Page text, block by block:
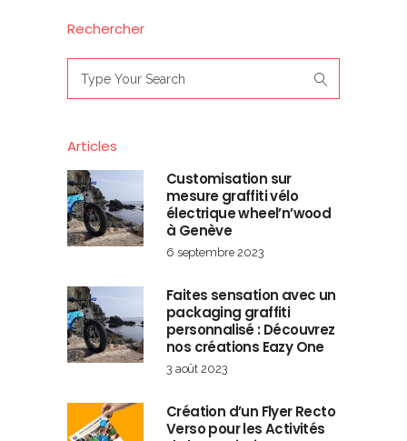
Rechercher
for:
Articles
Customisation sur
mesure graffiti vélo
électrique wheel’n’wood
à Genève
6 septembre 2023
Faites sensation avec un
packaging graffiti
personnalisé : Découvrez
nos créations Eazy One
3 août 2023
Création d’un Flyer Recto
Verso pour les Activités